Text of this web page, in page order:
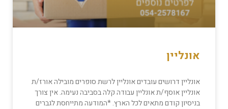
אונליין
אונליין דרושים עובדים אונליין לרשת סופרים מובילה אורז/ת
אונליין אוסף/ת אונליין עבודה קלה בסביבה נעימה. אין צורך
בניסיון קודם מתאים לכל הארץ. *המודעה מתייחסת לגברים